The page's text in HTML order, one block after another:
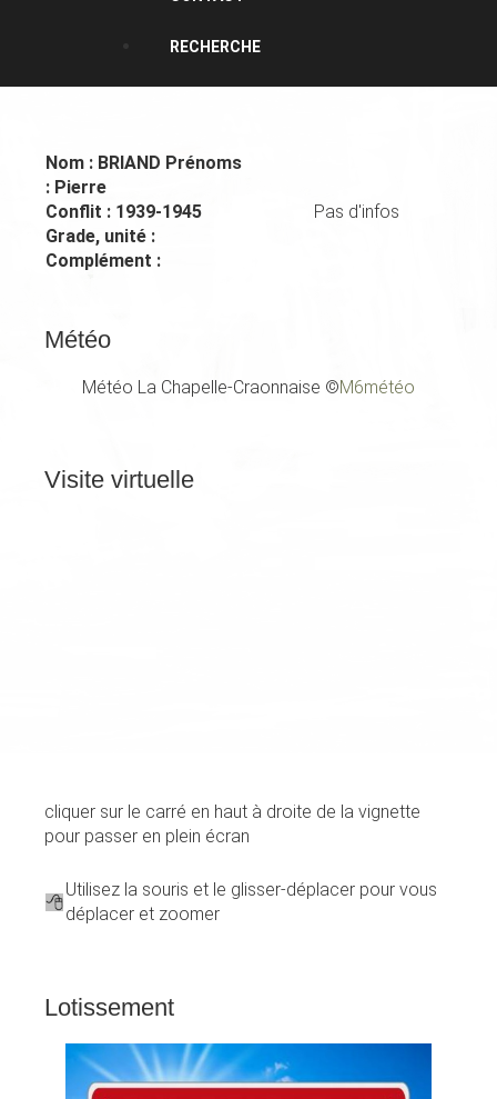
RECHERCHE
Nom : BRIAND Prénoms
: Pierre
Conflit : 1939-1945
Grade, unité :
Complément :
Pas d'infos
Météo
Météo La Chapelle-Craonnaise ©M6météo
Visite virtuelle
cliquer sur le carré en haut à droite de la vignette
pour passer en plein écran
Utilisez la souris et le glisser-déplacer pour vous
déplacer et zoomer
Lotissement